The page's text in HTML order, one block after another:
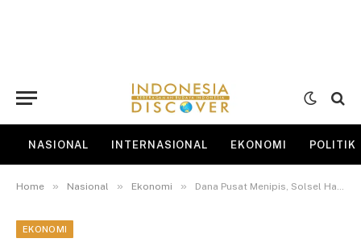
NASIONAL INTERNASIONAL EKONOMI POLITIK
Home » Nasional » Ekonomi » Dana Pusat Menipis, Solsel Harap Dukungan Provinsi Capai Pertumbuhan 5,7 Persen
EKONOMI